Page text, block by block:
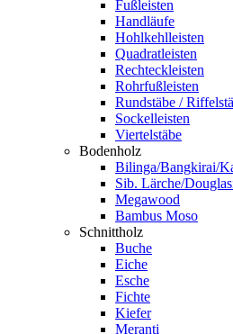
Fußleisten
Handläufe
Hohlkehlleisten
Quadratleisten
Rechteckleisten
Rohrfußleisten
Rundstäbe /
Sockelleisten
Viertelstäbe
Bodenholz
Bilinga/Bangkirai/
Sib. Lärche/
Megawood
Bambus Moso
Schnittholz
Buche
Eiche
Esche
Fichte
Kiefer
Meranti